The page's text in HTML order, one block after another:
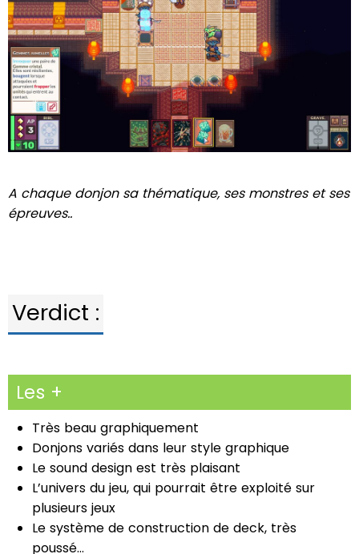
A chaque donjon sa thématique, ses monstres et ses
épreuves..
Verdict :
Les +
Très beau graphiquement
Donjons variés dans leur style graphique
Le sound design est très plaisant
L’univers du jeu, qui pourrait être exploité sur
plusieurs jeux
Le système de construction de deck, très
poussé…